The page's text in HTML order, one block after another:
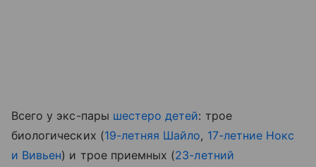
Всего у экс-пары шестеро детей: трое
биологических (19-летняя Шайло, 17-летние Нокс
и Вивьен) и трое приемных (23-летний